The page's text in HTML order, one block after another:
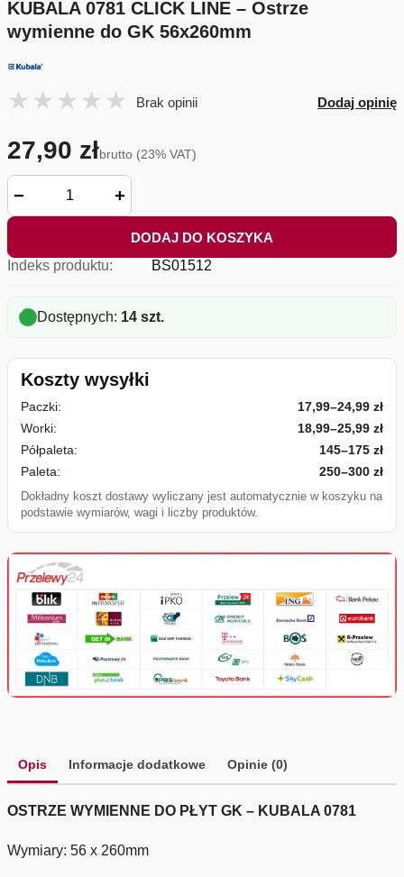
KUBALA 0781 CLICK LINE – Ostrze
wymienne do GK 56x260mm
Brak opinii Dodaj opinię
27,90 złbrutto (23% VAT)
− +
DODAJ DO KOSZYKA
Indeks produktu:
BS01512
Dostępnych: 14 szt.
Koszty wysyłki
Paczki:
17,99–24,99 zł
Worki:
18,99–25,99 zł
Półpaleta:
145–175 zł
Paleta:
250–300 zł
Dokładny koszt dostawy wyliczany jest automatycznie w koszyku na
podstawie wymiarów, wagi i liczby produktów.
Opis Informacje dodatkowe Opinie (0)
OSTRZE WYMIENNE DO PŁYT GK – KUBALA 0781
Wymiary: 56 x 260mm